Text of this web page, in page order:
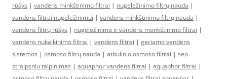
rūšys | vandens minkštinimo filtrai | nugeležinimo filtrų nauda |
vandens filtrai nugeležinimui | vandens minkštinimo filtrų nauda |
vandens filtrų rūšys | nugeležinimo ir vandens monkštinimo filtrai |
vandens nukalkinimo filtrai | vandens filtrai | geriamo vandens
sistemos | osmoso filtrų nauda | atbulinio osmoso filtrai | seo
straipsniu talpinimas | aquaphor vandens filtrai | aquaphor filtrai |